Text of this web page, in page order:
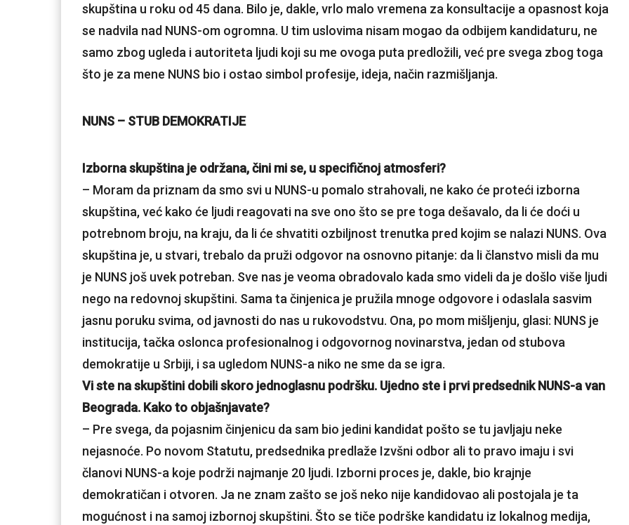
skupština u roku od 45 dana. Bilo je, dakle, vrlo malo vremena za konsultacije a opasnost koja
se nadvila nad NUNS-om ogromna. U tim uslovima nisam mogao da odbijem kandidaturu, ne
samo zbog ugleda i autoriteta ljudi koji su me ovoga puta predložili, već pre svega zbog toga
što je za mene NUNS bio i ostao simbol profesije, ideja, način razmišljanja.
NUNS – STUB DEMOKRATIJE
Izborna skupština je održana, čini mi se, u specifičnoj atmosferi?
– Moram da priznam da smo svi u NUNS-u pomalo strahovali, ne kako će proteći izborna
skupština, već kako će ljudi reagovati na sve ono što se pre toga dešavalo, da li će doći u
potrebnom broju, na kraju, da li će shvatiti ozbiljnost trenutka pred kojim se nalazi NUNS. Ova
skupština je, u stvari, trebalo da pruži odgovor na osnovno pitanje: da li članstvo misli da mu
je NUNS još uvek potreban. Sve nas je veoma obradovalo kada smo videli da je došlo više ljudi
nego na redovnoj skupštini. Sama ta činjenica je pružila mnoge odgovore i odaslala sasvim
jasnu poruku svima, od javnosti do nas u rukovodstvu. Ona, po mom mišljenju, glasi: NUNS je
institucija, tačka oslonca profesionalnog i odgovornog novinarstva, jedan od stubova
demokratije u Srbiji, i sa ugledom NUNS-a niko ne sme da se igra.
Vi ste na skupštini dobili skoro jednoglasnu podršku. Ujedno ste i prvi predsednik NUNS-a van
Beograda. Kako to objašnjavate?
– Pre svega, da pojasnim činjenicu da sam bio jedini kandidat pošto se tu javljaju neke
nejasnoće. Po novom Statutu, predsednika predlaže Izvšni odbor ali to pravo imaju i svi
članovi NUNS-a koje podrži najmanje 20 ljudi. Izborni proces je, dakle, bio krajnje
demokratičan i otvoren. Ja ne znam zašto se još neko nije kandidovao ali postojala je ta
mogućnost i na samoj izbornoj skupštini. Što se tiče podrške kandidatu iz lokalnog medija,